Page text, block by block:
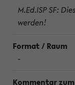
M.Ed.ISP SF:
werden!
-